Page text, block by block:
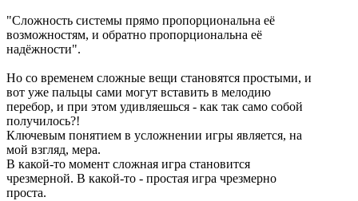
"Сложность системы прямо пропорциональна её
возможностям, и обратно пропорциональна её
надёжности".
Но со временем сложные вещи становятся простыми, и
вот уже пальцы сами могут вставить в мелодию
перебор, и при этом удивляешься - как так само собой
получилось?!
Ключевым понятием в усложнении игры является, на
мой взгляд, мера.
В какой-то момент сложная игра становится
чрезмерной. В какой-то - простая игра чрезмерно
проста.